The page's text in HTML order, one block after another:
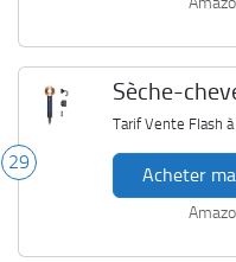
29
Sèche-
Tarif Vente Flash à
Acheter